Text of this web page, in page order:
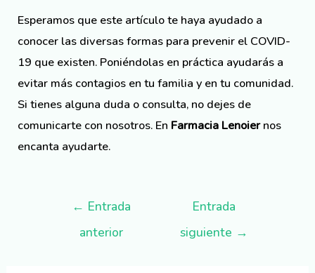
Esperamos que este artículo te haya ayudado a
conocer las diversas formas para prevenir el COVID-
19 que existen. Poniéndolas en práctica ayudarás a
evitar más contagios en tu familia y en tu comunidad.
Si tienes alguna duda o consulta, no dejes de
comunicarte con nosotros. En Farmacia Lenoiernos
encanta ayudarte.
← Entrada
anterior
Entrada
siguiente →